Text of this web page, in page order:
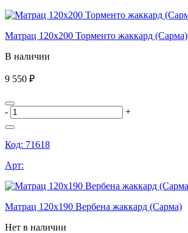
Матрац 120х200 Торменто жаккард (Сарма)
В наличии
9 550 ₽
- +
Код: 71618
Арт:
Матрац 120х190 Вербена жаккард (Сарма)
Нет в наличии